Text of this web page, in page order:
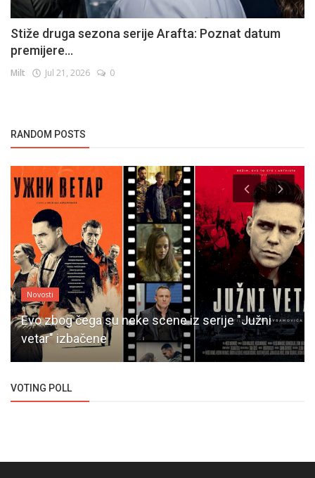
Stiže druga sezona serije Arafta: Poznat datum
premijere...
Milt Jul 21, 2026 0
RANDOM POSTS
Novosti
Evo zbog čega su neke scene iz serije "Južni
vetar" izbačene
VOTING POLL